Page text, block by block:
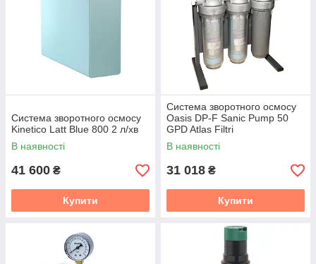
Система зворотного осмосу
Kinetico Latt Blue 800 2 л/хв
В наявності
41 600 ₴
Купити
Система зворотного осмосу
Oasis DP-F Sanic Pump 50
GPD Atlas Filtri
В наявності
31 018 ₴
Купити